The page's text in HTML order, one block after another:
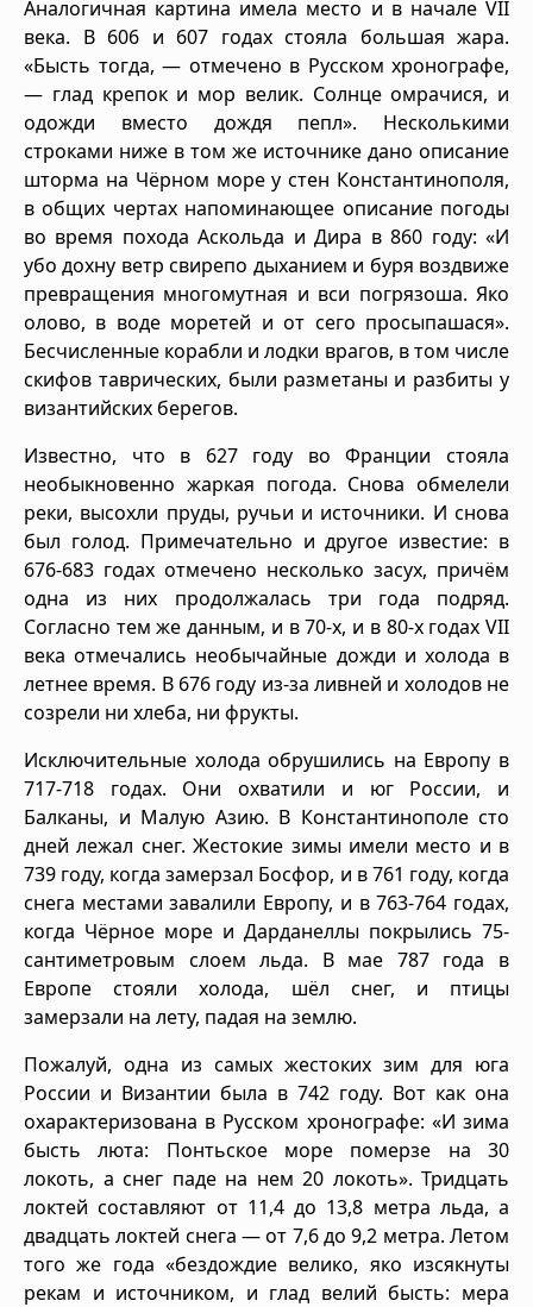
Аналогичная картина имела место и в начале VII
века. В 606 и 607 годах стояла большая жара.
«Бысть тогда, — отмечено в Русском хронографе,
— глад крепок и мор велик. Солнце омрачися, и
одожди вместо дождя пепл». Несколькими
строками ниже в том же источнике дано описание
шторма на Чёрном море у стен Константинополя,
в общих чертах напоминающее описание погоды
во время похода Аскольда и Дира в 860 году: «И
убо дохну ветр свирепо дыханием и буря воздвиже
превращения многомутная и вси погрязоша. Яко
олово, в воде моретей и от сего просыпашася».
Бесчисленные корабли и лодки врагов, в том числе
скифов таврических, были разметаны и разбиты у
византийских берегов.
Известно, что в 627 году во Франции стояла
необыкновенно жаркая погода. Снова обмелели
реки, высохли пруды, ручьи и источники. И снова
был голод. Примечательно и другое известие: в
676-683 годах отмечено несколько засух, причём
одна из них продолжалась три года подряд.
Согласно тем же данным, и в 70-х, и в 80-х годах VII
века отмечались необычайные дожди и холода в
летнее время. В 676 году из-за ливней и холодов не
созрели ни хлеба, ни фрукты.
Исключительные холода обрушились на Европу в
717-718 годах. Они охватили и юг России, и
Балканы, и Малую Азию. В Константинополе сто
дней лежал снег. Жестокие зимы имели место и в
739 году, когда замерзал Босфор, и в 761 году, когда
снега местами завалили Европу, и в 763-764 годах,
когда Чёрное море и Дарданеллы покрылись 75-
сантиметровым слоем льда. В мае 787 года в
Европе стояли холода, шёл снег, и птицы
замерзали на лету, падая на землю.
Пожалуй, одна из самых жестоких зим для юга
России и Византии была в 742 году. Вот как она
охарактеризована в Русском хронографе: «И зима
бысть люта: Понтьское море померзе на 30
локоть, а снег паде на нем 20 локоть». Тридцать
локтей составляют от 11,4 до 13,8 метра льда, а
двадцать локтей снега — от 7,6 до 9,2 метра. Летом
того же года «бездождие велико, яко изсякнуты
рекам и источником, и глад велий бысть: мера